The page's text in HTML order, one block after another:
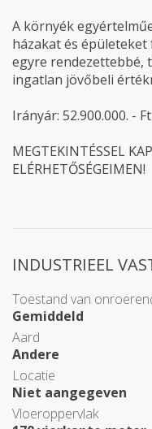
A környék
házakat és
egyre rendezettebbé,
ingatlan jövőbeli
Irányár: 52.900.000. - Ft
MEGTEKINTÉSSEL
ELÉRHETŐSÉGEIMEN!
INDUSTRIEEL
Toestand van
Gemiddeld
Aard
Andere
Locatie
Niet aangegeven
Vloeroppervlak